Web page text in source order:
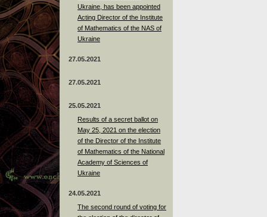
Ukraine, has been appointed
Acting Director of the Institute
of Mathematics of the NAS of
Ukraine
27.05.2021
27.05.2021
25.05.2021
Results of a secret ballot on
May 25, 2021 on the election
of the Director of the Institute
of Mathematics of the National
Academy of Sciences of
Ukraine
24.05.2021
The second round of voting for